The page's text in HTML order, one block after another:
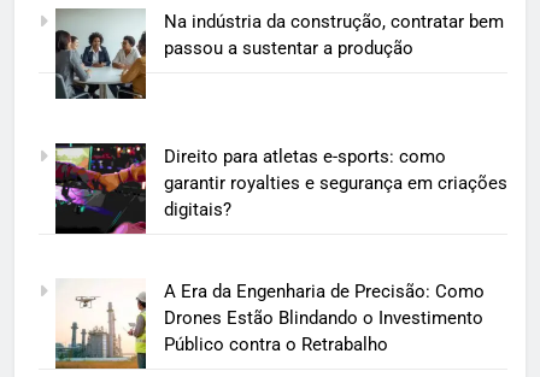
Na indústria da construção, contratar bem
passou a sustentar a produção
Direito para atletas e-sports: como
garantir royalties e segurança em criações
digitais?
A Era da Engenharia de Precisão: Como
Drones Estão Blindando o Investimento
Público contra o Retrabalho